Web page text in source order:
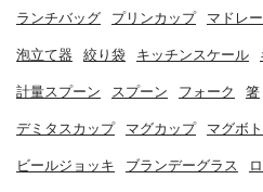
ランチバッグ プリンカップ マドレ
泡立て器 絞り袋 キッチンスケール
計量スプーン スプーン フォーク 箸
デミタスカップ マグカップ マグボ
ビールジョッキ ブランデーグラス